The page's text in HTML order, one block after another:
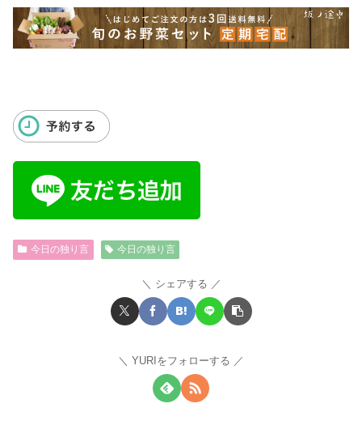
今日の独り言 今日の独り言
シェアする
YURIをフォローする